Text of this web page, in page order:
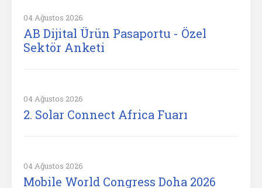
04 Ağustos 2026
AB Dijital Ürün Pasaportu - Özel
Sektör Anketi
04 Ağustos 2026
2. Solar Connect Africa Fuarı
04 Ağustos 2026
Mobile World Congress Doha 2026